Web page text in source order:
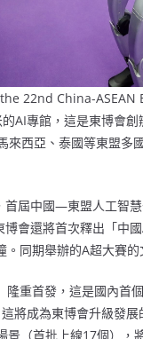
22nd China-ASEAN
AI專館，這是東博會
西亞、泰國等東盟多
首屆中國—東盟人工智
會還將首次釋出「中
同期舉辦的A超大賽的
重首發，這是國內首
將成為東博會升級發
（首批上線17個），